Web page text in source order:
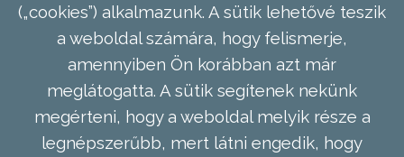
(„cookies”) alkalmazunk. A sütik lehetővé teszik
a weboldal számára, hogy felismerje,
amennyiben Ön korábban azt már
meglátogatta. A sütik segítenek nekünk
megérteni, hogy a weboldal melyik része a
legnépszerűbb, mert látni engedik, hogy